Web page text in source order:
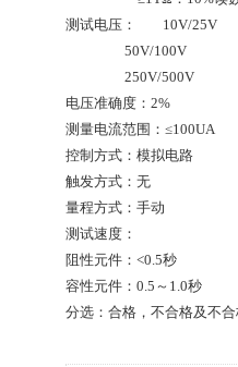
测试电压： 10V/25V
50V/100V
250V/500V
电压准确度：2%
测量电流范围：≤100UA
控制方式：模拟电路
触发方式：无
量程方式：手动
测试速度：
阻性元件：<0.5秒
容性元件：0.5～1.0秒
分选：合格，不合格及不